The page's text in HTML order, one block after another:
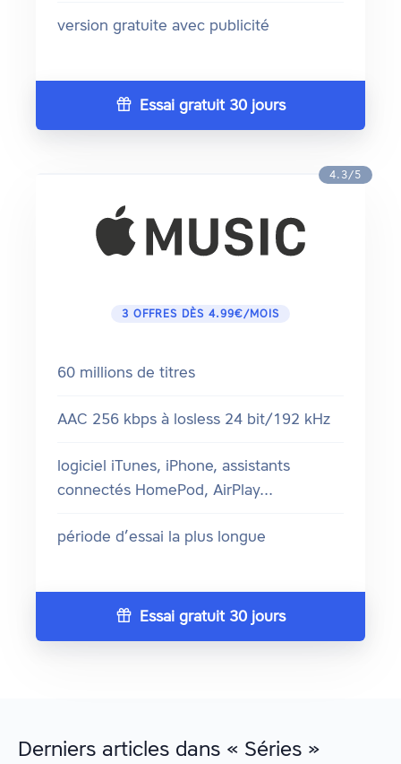
version gratuite avec publicité
Essai gratuit 30 jours
4.3/5
3 OFFRES DÈS 4.99€/MOIS
60 millions de titres
AAC 256 kbps à losless 24 bit/192 kHz
logiciel iTunes, iPhone, assistants
connectés HomePod, AirPlay...
période d’essai la plus longue
Essai gratuit 30 jours
Derniers articles dans « Séries »